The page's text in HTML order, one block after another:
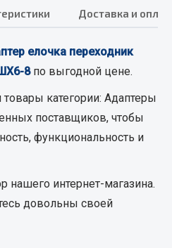
Доставка и
елочка переходник
8по выгодной цене.
категории: Адаптеры
поставщиков, чтобы
функциональность и
нашего интернет-магазина.
довольны своей